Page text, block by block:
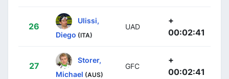
26
Ulissi,
Diego (ITA)
UAD
+
00:02:41
27
Storer,
Michael (AUS)
GFC
+
00:02:41